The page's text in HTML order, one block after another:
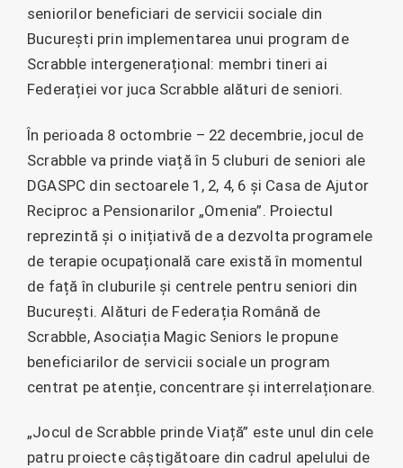
seniorilor beneficiari de servicii sociale din
București prin implementarea unui program de
Scrabble intergenerațional: membri tineri ai
Federației vor juca Scrabble alături de seniori.
În perioada 8 octombrie – 22 decembrie, jocul de
Scrabble va prinde viață în 5 cluburi de seniori ale
DGASPC din sectoarele 1, 2, 4, 6 și Casa de Ajutor
Reciproc a Pensionarilor „Omenia”. Proiectul
reprezintă și o inițiativă de a dezvolta programele
de terapie ocupațională care există în momentul
de față în cluburile și centrele pentru seniori din
București. Alături de Federația Română de
Scrabble, Asociația Magic Seniors le propune
beneficiarilor de servicii sociale un program
centrat pe atenție, concentrare și interrelaționare.
„Jocul de Scrabble prinde Viață” este unul din cele
patru proiecte câștigătoare din cadrul apelului de